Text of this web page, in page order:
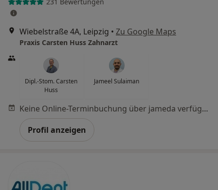
231 Bewertungen
Wiebelstraße 4A, Leipzig • Zu Google Maps
Praxis Carsten Huss Zahnarzt
Dipl.-Stom. Carsten
Huss
Jameel Sulaiman
Keine Online-Terminbuchung über jameda verfügbar
Profil anzeigen